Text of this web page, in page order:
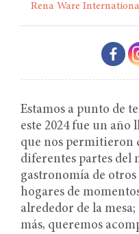
Rena Ware
Estamos a punto de
este 2024 fue un año
que nos permitieron
diferentes partes del
gastronomía de
hogares de
alrededor de la
más, queremos